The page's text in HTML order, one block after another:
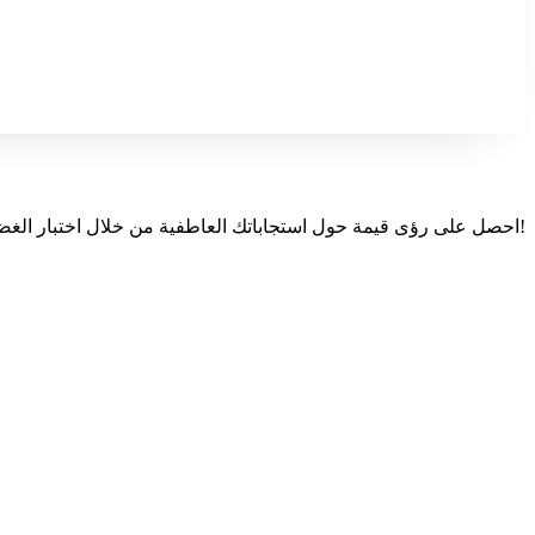
احصل على رؤى قيمة حول استجاباتك العاطفية من خلال اختبار الغضب الشامل الخاص بنا. اكتشف أنماطك، وافهم محفزاتك، واتخذ الخطوة الأولى نحو تحسين الرفاهية العاطفية من خلال نظامنا الأساسي اليوم!